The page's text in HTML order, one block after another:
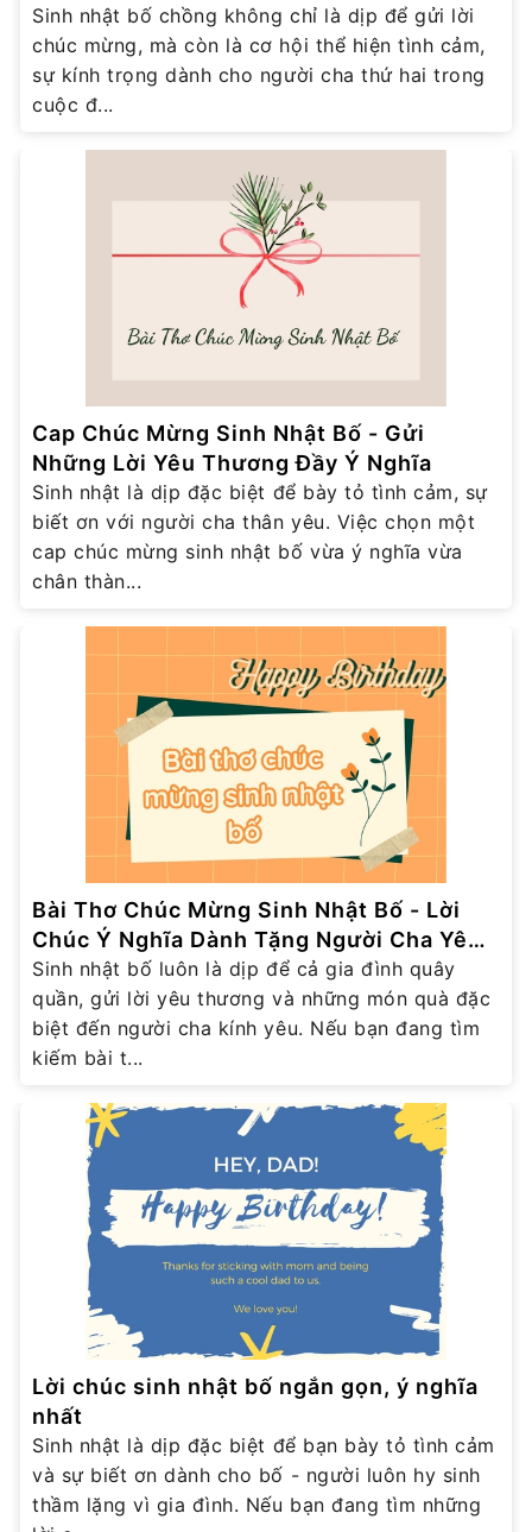
Sinh nhật bố chồng không chỉ là dịp để gửi lời
chúc mừng, mà còn là cơ hội thể hiện tình cảm,
sự kính trọng dành cho người cha thứ hai trong
cuộc đ...
Cap Chúc Mừng Sinh Nhật Bố - Gửi
Những Lời Yêu Thương Đầy Ý Nghĩa
Sinh nhật là dịp đặc biệt để bày tỏ tình cảm, sự
biết ơn với người cha thân yêu. Việc chọn một
cap chúc mừng sinh nhật bố vừa ý nghĩa vừa
chân thàn...
Bài Thơ Chúc Mừng Sinh Nhật Bố - Lời
Chúc Ý Nghĩa Dành Tặng Người Cha Yêu
Thương
Sinh nhật bố luôn là dịp để cả gia đình quây
quần, gửi lời yêu thương và những món quà đặc
biệt đến người cha kính yêu. Nếu bạn đang tìm
kiếm bài t...
Lời chúc sinh nhật bố ngắn gọn, ý nghĩa
nhất
Sinh nhật là dịp đặc biệt để bạn bày tỏ tình cảm
và sự biết ơn dành cho bố - người luôn hy sinh
thầm lặng vì gia đình. Nếu bạn đang tìm những